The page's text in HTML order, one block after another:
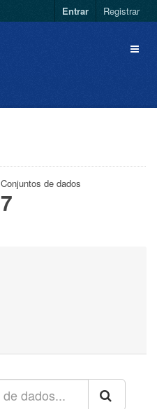
Entrar Registrar
Conjuntos de dados
7